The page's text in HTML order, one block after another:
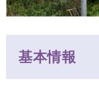
基本情報